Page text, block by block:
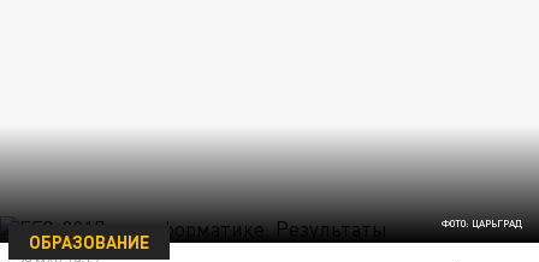
ФОТО: ЦАРЬГРАД
ОБРАЗОВАНИЕ